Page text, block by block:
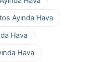
Ayında Hava
Hava
Hava